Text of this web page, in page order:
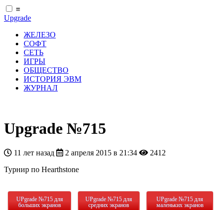
≡
Upgrade
ЖЕЛЕЗО
СОФТ
СЕТЬ
ИГРЫ
ОБЩЕСТВО
ИСТОРИЯ ЭВМ
ЖУРНАЛ
Upgrade №715
11 лет назад 2 апреля 2015 в 21:34
2412
Турнир по Hearthstone
UPgrade №715 для
больших экранов
UPgrade №715 для
средних экранов
UPgrade №715 для
маленьких экранов